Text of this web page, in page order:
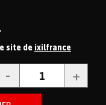
site de ixilfrance